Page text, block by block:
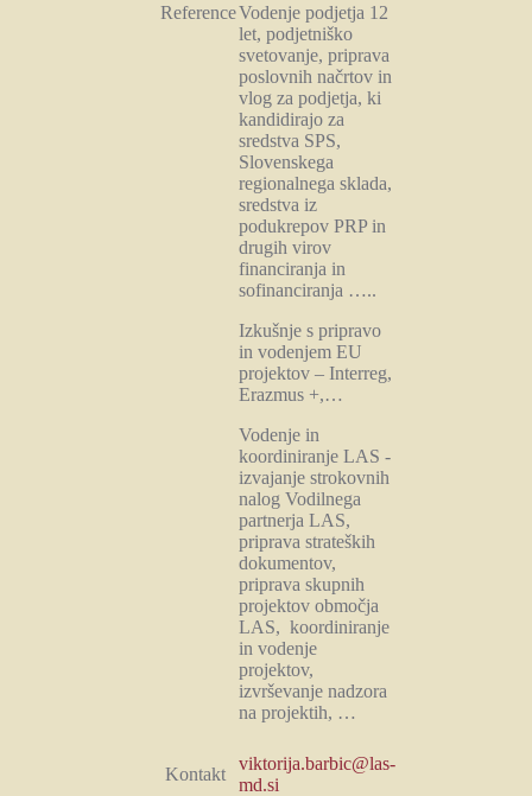
ReferenceVodenje podjetja 12
let, podjetniško
svetovanje, priprava
poslovnih načrtov in
vlog za podjetja, ki
kandidirajo za
sredstva SPS,
Slovenskega
regionalnega sklada,
sredstva iz
podukrepov PRP in
drugih virov
financiranja in
sofinanciranja …..
Izkušnje s pripravo
in vodenjem EU
projektov – Interreg,
Erazmus +,…
Vodenje in
koordiniranje LAS -
izvajanje strokovnih
nalog Vodilnega
partnerja LAS,
priprava strateških
dokumentov,
priprava skupnih
projektov območja
LAS, koordiniranje
in vodenje
projektov,
izvrševanje nadzora
na projektih, …
Kontakt
viktorija.barbic@las-
md.si